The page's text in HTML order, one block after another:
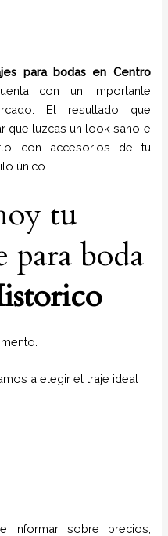
para bodas en Centro
con un importante
El resultado que
que luzcas un look sano e
con accesorios de tu
único.
tu
para boda
a elegir el traje ideal
informar sobre precios,